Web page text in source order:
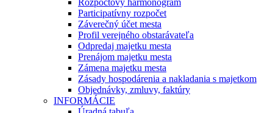
Rozpočtový harmonogram
Participatívny rozpočet
Záverečný účet mesta
Profil verejného obstarávateľa
Odpredaj majetku mesta
Prenájom majetku mesta
Zámena majetku mesta
Zásady hospodárenia a nakladania s majetkom
Objednávky, zmluvy, faktúry
INFORMÁCIE